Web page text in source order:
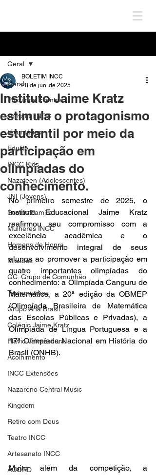
Geral
Próximos Eventos
Jornada INCC
Voluntários
Edulife
INCC Kids
Nazateen (Adolescentes)
JNI (Jovens)
Somos Família
Mulheres INCC
Homens de Honra
Missões
GC: Grupo de Comunhão
Testemunhos
Grupo Ana Brasil
Colégio Jaime Kratz
Flavio Valvassoura
Acolhimento
INCC Extensões
Nazareno Central Music
Kingdom
Retiro com Deus
Teatro INCC
Artesanato INCC
ACORD
Geral
Instituto Jaime Kratz
estimula o protagonismo
estudantil por meio da
participação em
olimpíadas do
conhecimento.
BOLETIM INCC
28 de jun. de 2025
No primeiro semestre de 2025, o
Instituto Educacional Jaime Kratz
reafirmou seu compromisso com a
excelência acadêmica e o
desenvolvimento integral de seus
alunos ao promover a participação em
quatro importantes olimpíadas do
conhecimento: a Olimpíada Canguru de
Matemática, a 20ª edição da OBMEP
(Olimpíada Brasileira de Matemática
das Escolas Públicas e Privadas), a
Olimpíada de Língua Portuguesa e a
17ª Olimpíada Nacional em História do
Brasil (ONHB).
Muito além da competição, a